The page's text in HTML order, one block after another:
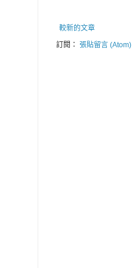
較新的文章
訂閱： 張貼留言 (Atom)